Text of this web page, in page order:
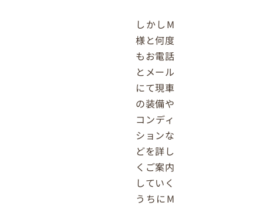
しかしM
様と何度
もお電話
とメール
にて現車
の装備や
コンディ
ションな
どを詳し
くご案内
していく
うちにM